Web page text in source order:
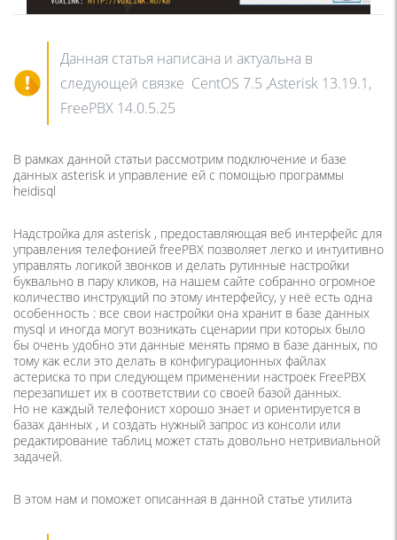
Данная статья написана и актуальна в
следующей связке CentOS 7.5 ,Asterisk 13.19.1,
FreePBX 14.0.5.25
В рамках данной статьи рассмотрим подключение и базе
данных asterisk и управление ей с помощью программы
heidisql
Надстройка для asterisk , предоставляющая веб интерфейс для
управления телефонией freePBX позволяет легко и интуитивно
управлять логикой звонков и делать рутинные настройки
буквально в пару кликов, на нашем сайте собранно огромное
количество инструкций по этому интерфейсу, у неё есть одна
особенность : все свои настройки она хранит в базе данных
mysql и иногда могут возникать сценарии при которых было
бы очень удобно эти данные менять прямо в базе данных, по
тому как если это делать в конфигурационных файлах
астериска то при следующем применении настроек FreePBX
перезапишет их в соответствии со своей базой данных.
Но не каждый телефонист хорошо знает и ориентируется в
базах данных , и создать нужный запрос из консоли или
редактирование таблиц может стать довольно нетривиальной
задачей.
В этом нам и поможет описанная в данной статье утилита